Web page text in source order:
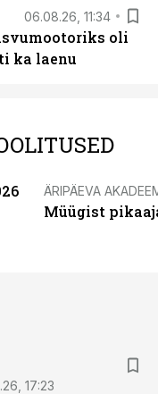
06.08.26, 11:34
oli
ka laenu
ÄRIPÄEVA
Müügist
17:23